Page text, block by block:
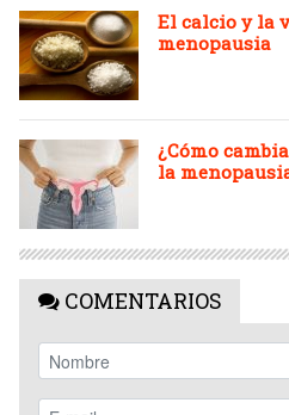
El calcio y la
menopausia
¿Cómo
la
COMENTARIOS